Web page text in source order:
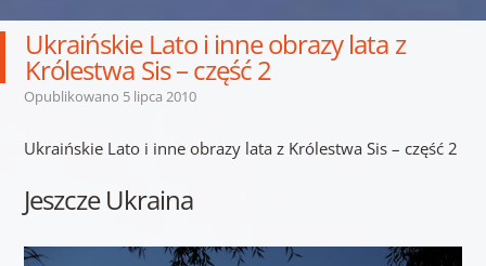
Ukraińskie Lato i inne obrazy lata z
Królestwa Sis – część 2
Opublikowano 5 lipca 2010
Ukraińskie Lato i inne obrazy lata z Królestwa Sis – część 2
Jeszcze Ukraina